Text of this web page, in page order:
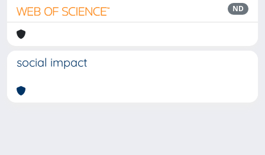
ND
social impact